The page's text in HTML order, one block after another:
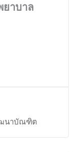
าบาล
ฒนาบัณฑิต